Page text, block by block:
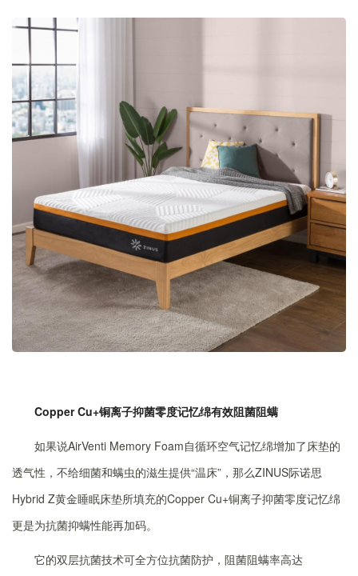
Copper Cu+铜离子抑菌零度记忆绵有效阻菌阻螨
如果说AirVenti Memory Foam自循环空气记忆绵增加了床垫的
透气性，不给细菌和螨虫的滋生提供“温床”，那么ZINUS际诺思
Hybrid Z黄金睡眠床垫所填充的Copper Cu+铜离子抑菌零度记忆绵
更是为抗菌抑螨性能再加码。
它的双层抗菌技术可全方位抗菌防护，阻菌阻螨率高达